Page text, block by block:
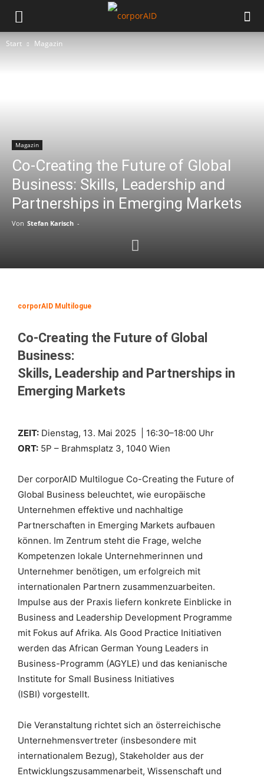
Start Magazin
Magazin
Co-Creating the Future of Global
Business: Skills, Leadership and
Partnerships in Emerging Markets
Von Stefan Karisch -
corporAID Multilogue
Co-Creating the Future of Global
Business:
Skills, Leadership and Partnerships in
Emerging Markets
ZEIT: Dienstag, 13. Mai 2025 | 16:30–18:00 Uhr
ORT: 5P – Brahmsplatz 3, 1040 Wien
Der corporAID Multilogue Co-Creating the Future of
Global Business beleuchtet, wie europäische
Unternehmen effektive und nachhaltige
Partnerschaften in Emerging Markets aufbauen
können. Im Zentrum steht die Frage, welche
Kompetenzen lokale Unternehmerinnen und
Unternehmer benötigen, um erfolgreich mit
internationalen Partnern zusammenzuarbeiten.
Impulse aus der Praxis liefern konkrete Einblicke in
Business and Leadership Development Programme
mit Fokus auf Afrika. Als Good Practice Initiativen
werden das African German Young Leaders in
Business-Programm (AGYLE) und das kenianische
Institute for Small Business Initiatives
(ISBI) vorgestellt.
Die Veranstaltung richtet sich an österreichische
Unternehmensvertreter (insbesondere mit
internationalem Bezug), Stakeholder aus der
Entwicklungszusammenarbeit, Wissenschaft und